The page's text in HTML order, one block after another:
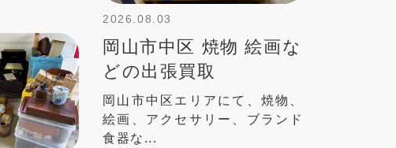
2026.08.03
岡山市中区 焼物 絵画な
どの出張買取
岡山市中区エリアにて、焼物、
絵画、アクセサリー、ブランド
食器な...